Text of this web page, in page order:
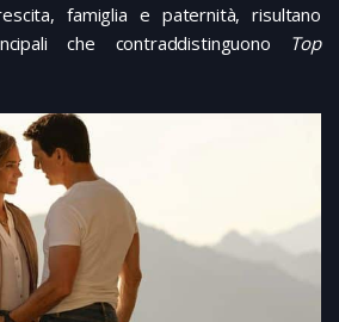
famiglia e paternità, risultano
che contraddistinguono Top